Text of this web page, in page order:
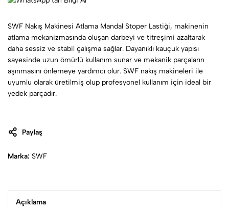
SWF Nakış Makinesi Atlama Mandal Stoper Lastiği, makinenin
atlama mekanizmasında oluşan darbeyi ve titreşimi azaltarak
daha sessiz ve stabil çalışma sağlar. Dayanıklı kauçuk yapısı
sayesinde uzun ömürlü kullanım sunar ve mekanik parçaların
aşınmasını önlemeye yardımcı olur. SWF nakış makineleri ile
uyumlu olarak üretilmiş olup profesyonel kullanım için ideal bir
yedek parçadır.
Paylaş
Marka: SWF
Açıklama